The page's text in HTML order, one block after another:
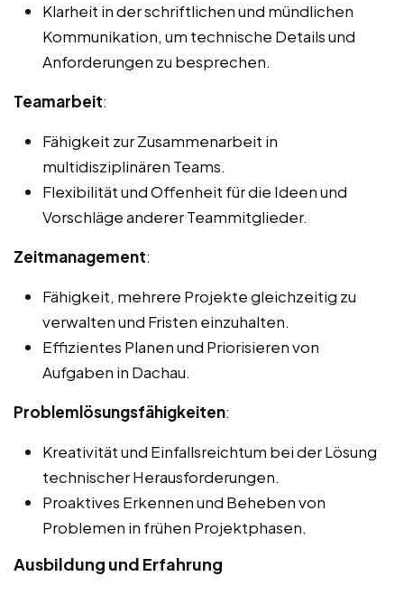
Klarheit in der schriftlichen und mündlichen
Kommunikation, um technische Details und
Anforderungen zu besprechen.
Teamarbeit:
Fähigkeit zur Zusammenarbeit in
multidisziplinären Teams.
Flexibilität und Offenheit für die Ideen und
Vorschläge anderer Teammitglieder.
Zeitmanagement:
Fähigkeit, mehrere Projekte gleichzeitig zu
verwalten und Fristen einzuhalten.
Effizientes Planen und Priorisieren von
Aufgaben in Dachau.
Problemlösungsfähigkeiten:
Kreativität und Einfallsreichtum bei der Lösung
technischer Herausforderungen.
Proaktives Erkennen und Beheben von
Problemen in frühen Projektphasen.
Ausbildung und Erfahrung